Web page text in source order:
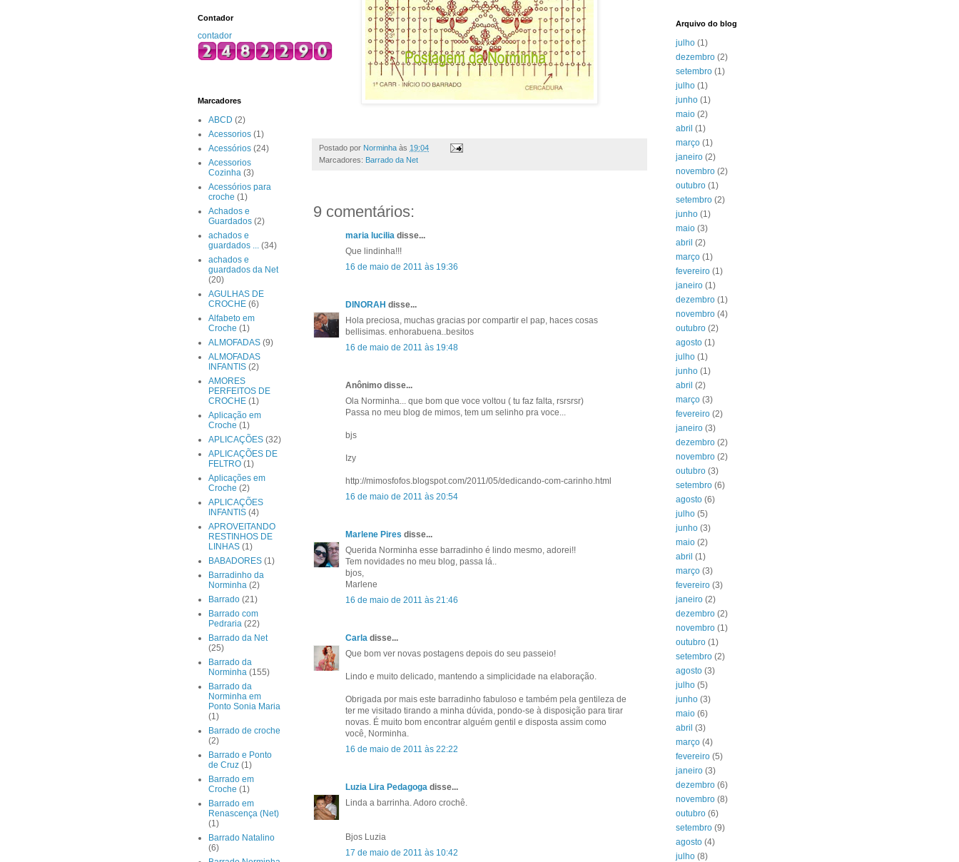
Postado por Norminha às 19:04
Marcadores: Barrado da Net
9 comentários:
maria lucilia disse...
Que lindinha!!!
16 de maio de 2011 às 19:36
DINORAH disse...
Hola preciosa, muchas gracias por compartir el pap, haces cosas
bellisimas. enhorabuena..besitos
16 de maio de 2011 às 19:48
Anônimo disse...
Ola Norminha... que bom que voce voltou ( tu faz falta, rsrsrsr)
Passa no meu blog de mimos, tem um selinho pra voce...
bjs
Izy
http://mimosfofos.blogspot.com/2011/05/dedicando-com-carinho.html
16 de maio de 2011 às 20:54
Marlene Pires disse...
Querida Norminha esse barradinho é lindo mesmo, adorei!!
Tem novidades no meu blog, passa lá..
bjos,
Marlene
16 de maio de 2011 às 21:46
Carla disse...
Que bom ver novas postagens depois do seu passeio!
Lindo e muito delicado, mantendo a simplicidade na elaboração.
Obrigada por mais este barradinho fabuloso e também pela gentileza de
ter me visitado tirando a minha dúvida, pondo-se à disposição para tirar
novas. É muito bom encontrar alguém gentil e disposta assim como
você, Norminha.
16 de maio de 2011 às 22:22
Luzia Lira Pedagoga disse...
Linda a barrinha. Adoro crochê.
Bjos Luzia
17 de maio de 2011 às 10:42
Contador
contador
Marcadores
ABCD (2)
Acessorios (1)
Acessórios (24)
Acessorios
Cozinha (3)
Acessórios para
croche (1)
Achados e
Guardados (2)
achados e
guardados ... (34)
achados e
guardados da Net
(20)
AGULHAS DE
CROCHE (6)
Alfabeto em
Croche (1)
ALMOFADAS (9)
ALMOFADAS
INFANTIS (2)
AMORES
PERFEITOS DE
CROCHE (1)
Aplicação em
Croche (1)
APLICAÇÕES (32)
APLICAÇÕES DE
FELTRO (1)
Aplicações em
Croche (2)
APLICAÇÕES
INFANTIS (4)
APROVEITANDO
RESTINHOS DE
LINHAS (1)
BABADORES (1)
Barradinho da
Norminha (2)
Barrado (21)
Barrado com
Pedraria (22)
Barrado da Net
(25)
Barrado da
Norminha (155)
Barrado da
Norminha em
Ponto Sonia Maria
(1)
Barrado de croche
(2)
Barrado e Ponto
de Cruz (1)
Barrado em
Croche (1)
Barrado em
Renascença (Net)
(1)
Barrado Natalino
(6)
Arquivo do blog
julho (1)
dezembro (2)
setembro (1)
julho (1)
junho (1)
maio (2)
abril (1)
março (1)
janeiro (2)
novembro (2)
outubro (1)
setembro (2)
junho (1)
maio (3)
abril (2)
março (1)
fevereiro (1)
janeiro (1)
dezembro (1)
novembro (4)
outubro (2)
agosto (1)
julho (1)
junho (1)
abril (2)
março (3)
fevereiro (2)
janeiro (3)
dezembro (2)
novembro (2)
outubro (3)
setembro (6)
agosto (6)
julho (5)
junho (3)
maio (2)
abril (1)
março (3)
fevereiro (3)
janeiro (2)
dezembro (2)
novembro (1)
outubro (1)
setembro (2)
agosto (3)
julho (5)
junho (3)
maio (6)
abril (3)
março (4)
fevereiro (5)
janeiro (3)
dezembro (6)
novembro (8)
outubro (6)
setembro (9)
agosto (4)
julho (8)